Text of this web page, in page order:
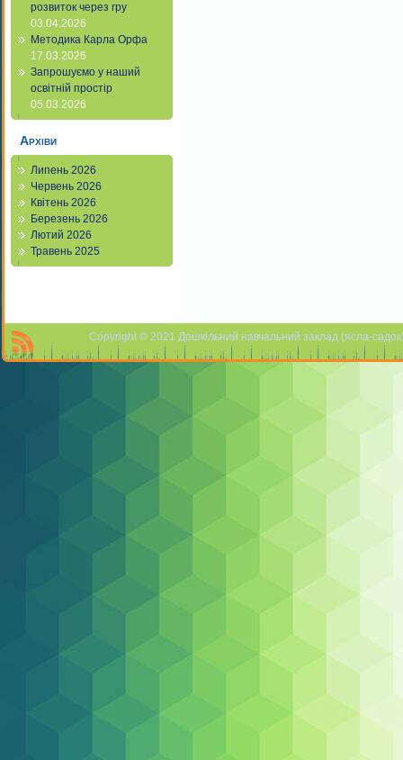
розвиток через гру
03.04.2026
Методика Карла Орфа
17.03.2026
Запрошуємо у наший
освітній простір
05.03.2026
Архіви
Липень 2026
Червень 2026
Квітень 2026
Березень 2026
Лютий 2026
Травень 2025
Copyright © 2021 Дошкільний навчальний заклад (ясла-